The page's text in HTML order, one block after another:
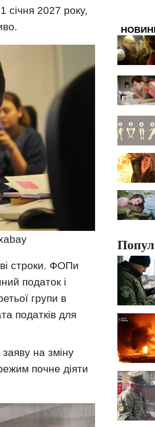
січня 2027 року,
строки. ФОПи
податок і
групи в
податків для
на зміну
почне діяти